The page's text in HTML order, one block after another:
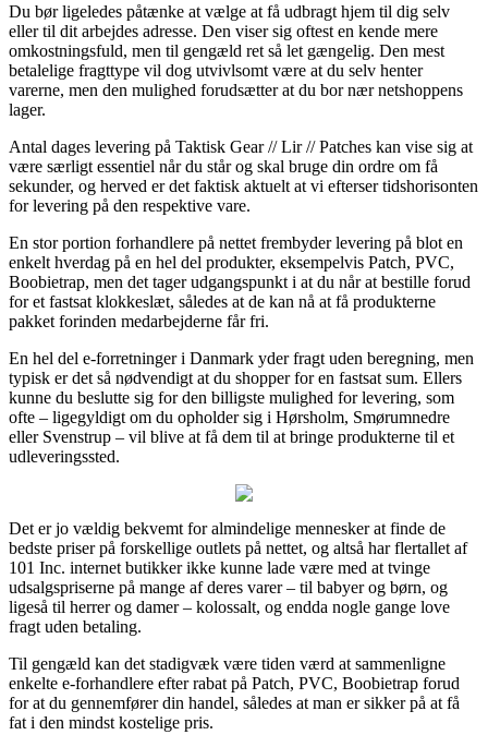
Du bør ligeledes påtænke at vælge at få udbragt hjem til dig selv
eller til dit arbejdes adresse. Den viser sig oftest en kende mere
omkostningsfuld, men til gengæld ret så let gængelig. Den mest
betalelige fragttype vil dog utvivlsomt være at du selv henter
varerne, men den mulighed forudsætter at du bor nær netshoppens
lager.
Antal dages levering på Taktisk Gear // Lir // Patches kan vise sig at
være særligt essentiel når du står og skal bruge din ordre om få
sekunder, og herved er det faktisk aktuelt at vi efterser tidshorisonten
for levering på den respektive vare.
En stor portion forhandlere på nettet frembyder levering på blot en
enkelt hverdag på en hel del produkter, eksempelvis Patch, PVC,
Boobietrap, men det tager udgangspunkt i at du når at bestille forud
for et fastsat klokkeslæt, således at de kan nå at få produkterne
pakket forinden medarbejderne får fri.
En hel del e-forretninger i Danmark yder fragt uden beregning, men
typisk er det så nødvendigt at du shopper for en fastsat sum. Ellers
kunne du beslutte sig for den billigste mulighed for levering, som
ofte – ligegyldigt om du opholder sig i Hørsholm, Smørumnedre
eller Svenstrup – vil blive at få dem til at bringe produkterne til et
udleveringssted.
Det er jo vældig bekvemt for almindelige mennesker at finde de
bedste priser på forskellige outlets på nettet, og altså har flertallet af
101 Inc. internet butikker ikke kunne lade være med at tvinge
udsalgspriserne på mange af deres varer – til babyer og børn, og
ligeså til herrer og damer – kolossalt, og endda nogle gange love
fragt uden betaling.
Til gengæld kan det stadigvæk være tiden værd at sammenligne
enkelte e-forhandlere efter rabat på Patch, PVC, Boobietrap forud
for at du gennemfører din handel, således at man er sikker på at få
fat i den mindst kostelige pris.